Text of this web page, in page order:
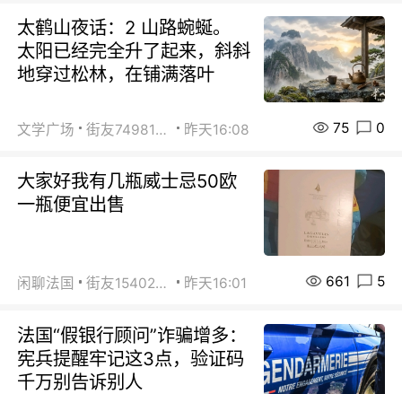
太鹤山夜话：2 山路蜿蜒。
太阳已经完全升了起来，斜斜
地穿过松林，在铺满落叶
文学广场 街友74981146 昨天16:08 75 0
大家好我有几瓶威士忌50欧
一瓶便宜出售
闲聊法国 街友15402223 昨天16:01 661 5
法国“假银行顾问”诈骗增多：
宪兵提醒牢记这3点，验证码
千万别告诉别人